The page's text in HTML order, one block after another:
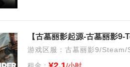
【古墓丽影起源-古墓丽影
游戏区服：古墓丽影9/Steam/
租金：
/小时